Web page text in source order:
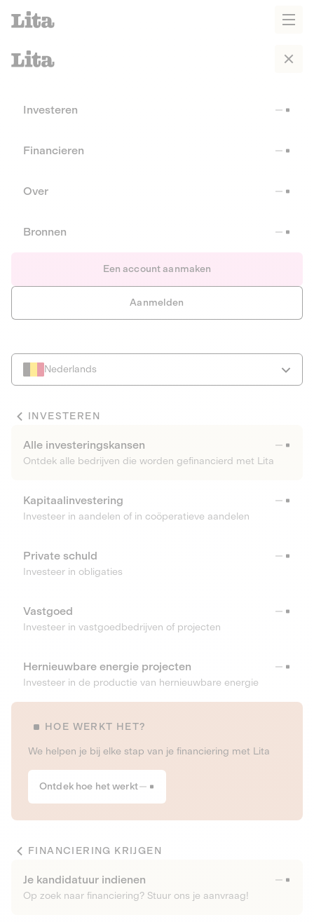
Investeren
Financieren
Over
Bronnen
Een account aanmaken
Aanmelden
Nederlands
INVESTEREN
Alle investeringskansen
Ontdek alle bedrijven die worden gefinancierd met Lita
Kapitaalinvestering
Investeer in aandelen of in coöperatieve aandelen
Private schuld
Investeer in obligaties
Vastgoed
Investeer in vastgoedbedrijven of projecten
Hernieuwbare energie projecten
Investeer in de productie van hernieuwbare energie
HOE WERKT HET?
We helpen je bij elke stap van je financiering met Lita
Ontdek hoe het werkt
FINANCIERING KRIJGEN
Je kandidatuur indienen
Op zoek naar financiering? Stuur ons je aanvraag!